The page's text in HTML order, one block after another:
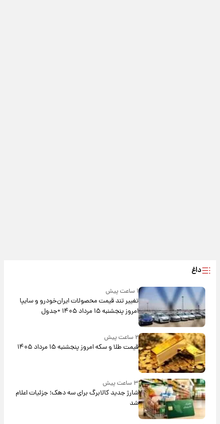
داغ
۱ ساعت پیش
تغییر تند قیمت محصولات ایران‌خودرو و سایپا
امروز پنجشنبه ۱۵ مرداد ۱۴۰۵ +جدول
۲ ساعت پیش
قیمت طلا و سکه امروز پنجشنبه ۱۵ مرداد ۱۴۰۵
۳ ساعت پیش
شارژ جدید کالابرگ برای سه دهک؛ جزئیات اعلام
شد